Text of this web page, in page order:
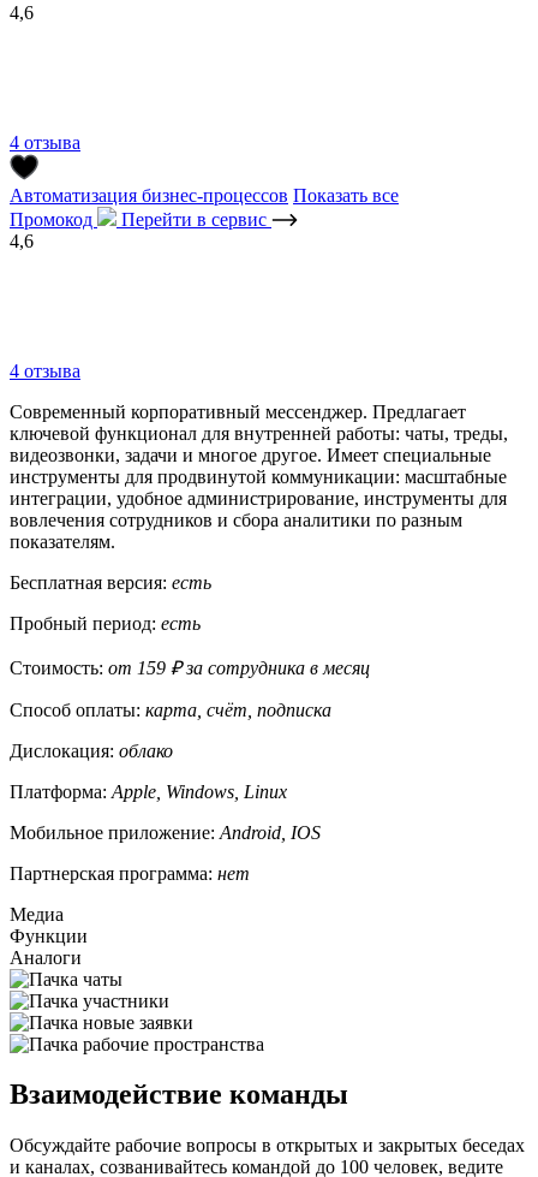
4,6
4 отзыва
Автоматизация бизнес-процессов Показать все
Промокод
Перейти в сервис
4,6
4 отзыва
Современный корпоративный мессенджер. Предлагает
ключевой функционал для внутренней работы: чаты, треды,
видеозвонки, задачи и многое другое. Имеет специальные
инструменты для продвинутой коммуникации: масштабные
интеграции, удобное администрирование, инструменты для
вовлечения сотрудников и сбора аналитики по разным
показателям.
Бесплатная версия: есть
Пробный период: есть
Стоимость: от 159 ₽ за сотрудника в месяц
Способ оплаты: карта, счёт, подписка
Дислокация: облако
Платформа: Apple, Windows, Linux
Мобильное приложение: Android, IOS
Партнерская программа: нет
Медиа
Функции
Аналоги
Взаимодействие команды
Обсуждайте рабочие вопросы в открытых и закрытых беседах
и каналах, созванивайтесь командой до 100 человек, ведите